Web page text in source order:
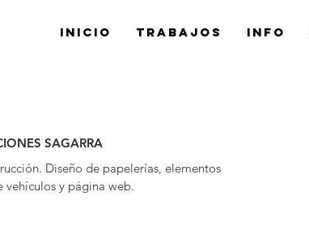
Inicio Trabajos Info
SAGARRA
Diseño de papelerías, elementos
y página web.